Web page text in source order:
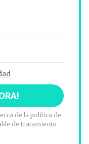
de la política de
de tratamiento